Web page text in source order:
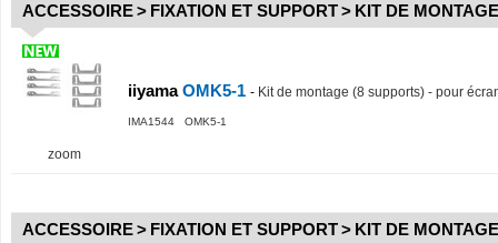
ACCESSOIRE> FIXATION ET SUPPORT> KIT DE
zoom
iiyamaOMK5-1 - Kit de montage (8 supports) - pour
IMA1544 OMK5-1
ACCESSOIRE> FIXATION ET SUPPORT> KIT DE